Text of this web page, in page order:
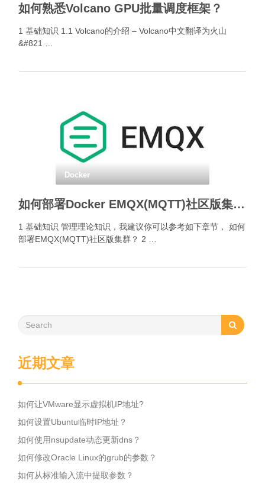
如何熟悉Volcano GPU批量调度框架？
1 基础知识 1.1 Volcano的介绍 – Volcano中文翻译为火山
&#821 …
Docker
如何部署Docker EMQX(MQTT)社区版集群？
1 基础知识 管理理论知识，我建议你可以参考如下章节， 如何
部署EMQX(MQTT)社区版集群？ 2 …
近期文章
如何让VMware显示虚拟机IP地址?
如何设置Ubuntu临时IP地址？
如何使用nsupdate动态更新dns？
如何修改Oracle Linux的grub的参数？
如何从标准输入流中提取参数？